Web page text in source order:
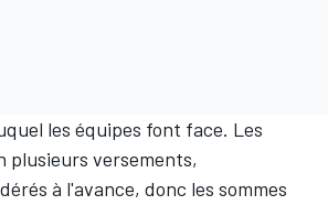
les équipes font face. Les
plusieurs versements,
à l'avance, donc les sommes